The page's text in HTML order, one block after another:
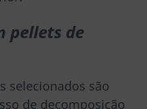
pellets de
selecionados são
de decomposição